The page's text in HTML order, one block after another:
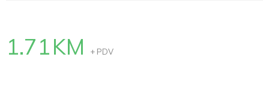
1.71KM + PDV